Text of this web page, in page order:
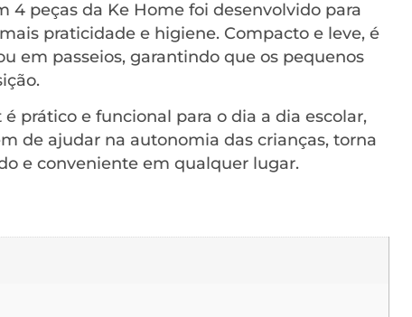
4 peças da Ke Home foi desenvolvido para
praticidade e higiene. Compacto e leve, é
em passeios, garantindo que os pequenos
prático e funcional para o dia a dia escolar,
de ajudar na autonomia das crianças, torna
e conveniente em qualquer lugar.